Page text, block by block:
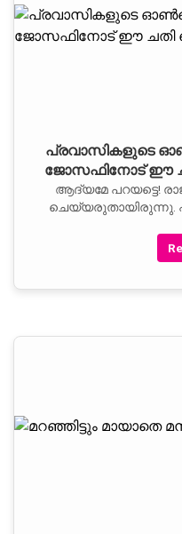
പ്രവാസികളുടെ
ജോസഫിനോട് ഈ
ആദ്യമേ പറയട്ടെ!